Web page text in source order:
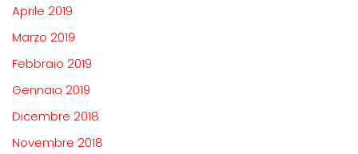
Aprile 2019
Marzo 2019
Febbraio 2019
Gennaio 2019
Dicembre 2018
Novembre 2018